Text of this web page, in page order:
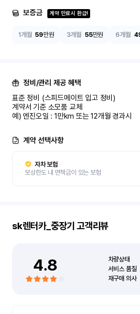
보증금 계약 만료시 환급!
1개월 59만원 3개월 55만원 6개월
정비/관리 제공 혜택
표준 정비 (스피드메이트 입고 정비)
계약서 기준 소모품 교체
예) 엔진오일 : 1만km 또는 12개월 경과시
계약 선택사항
자차 보험
보상한도 내 면책금이 있는 보험
sk렌터카_중장기 고객리뷰
4.8 차량상태
서비스 품질
재구매 의사